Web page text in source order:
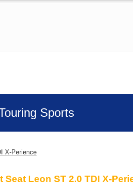
Sports
Seat Leon ST 2.0 TDI X-